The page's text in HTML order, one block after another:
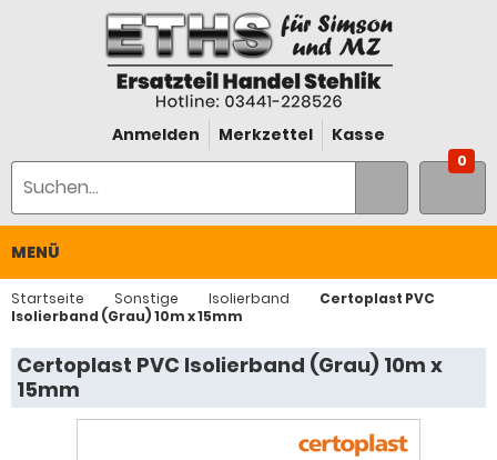
Anmelden Merkzettel Kasse
0
MENÜ
Startseite Sonstige Isolierband
Certoplast PVC
Isolierband (Grau) 10m x 15mm
Certoplast PVC Isolierband (Grau) 10m x
15mm